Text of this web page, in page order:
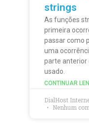
strings
As funções
primeira
passar como
uma
parte anterior
usado.
CONTINUAR
DialHost
Nenhum